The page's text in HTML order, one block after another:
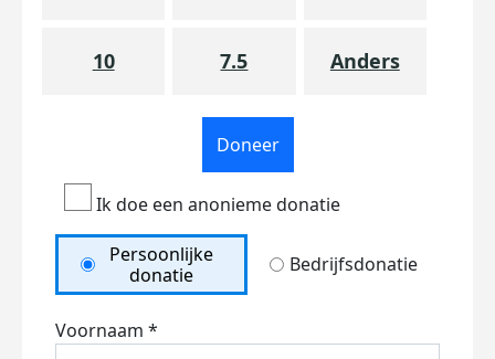
10 7.5 Anders
Doneer
Ik doe een anonieme donatie
Persoonlijke
donatie
Bedrijfsdonatie
Voornaam *